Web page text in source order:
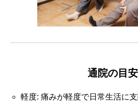
通院の目安
軽度: 痛みが軽度で日常生活に支